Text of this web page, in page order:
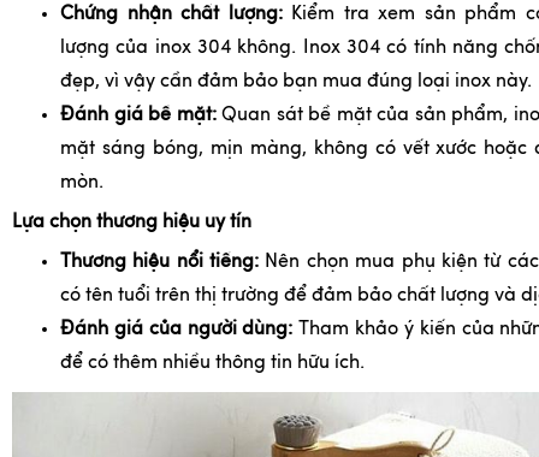
Chứng nhận chất lượng:Kiểm tra xem sản phẩm
lượng của inox 304 không. Inox 304 có tính năng
đẹp, vì vậy cần đảm bảo bạn mua đúng loại inox này.
Đánh giá bề mặt:Quan sát bề mặt của sản phẩm,
mặt sáng bóng, mịn màng, không có vết xước hoặc
mòn.
Lựa chọn thương hiệu uy tín
Thương hiệu nổi tiếng: Nên chọn mua phụ kiện từ
có tên tuổi trên thị trường để đảm bảo chất lượng và
Đánh giá của người dùng: Tham khảo ý kiến của
để có thêm nhiều thông tin hữu ích.